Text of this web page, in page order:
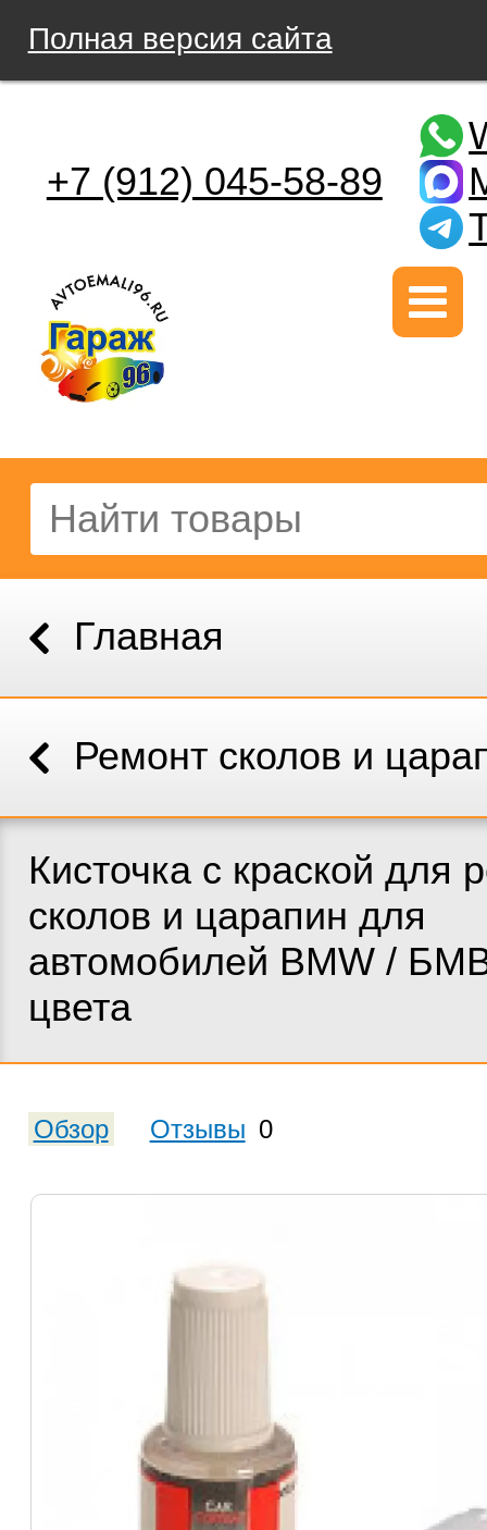
Полная версия сайта
+7 (912) 045-58-89
Главная
Ремонт сколов и
Кисточка с краской для
сколов и царапин для
автомобилей BMW /
цвета
Обзор Отзывы 0